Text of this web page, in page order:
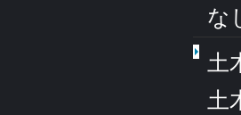
な
土
土